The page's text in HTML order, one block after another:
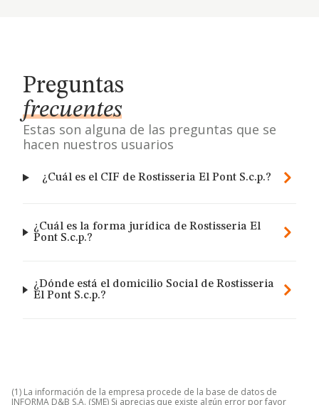
Preguntas
frecuentes
Estas son alguna de las preguntas que se
hacen nuestros usuarios
¿Cuál es el CIF de Rostisseria El Pont S.c.p.?
¿Cuál es la forma jurídica de Rostisseria El
Pont S.c.p.?
¿Dónde está el domicilio Social de Rostisseria
El Pont S.c.p.?
(1) La información de la empresa procede de la base de datos de
INFORMA D&B S.A. (SME) Si aprecias que existe algún error por favor